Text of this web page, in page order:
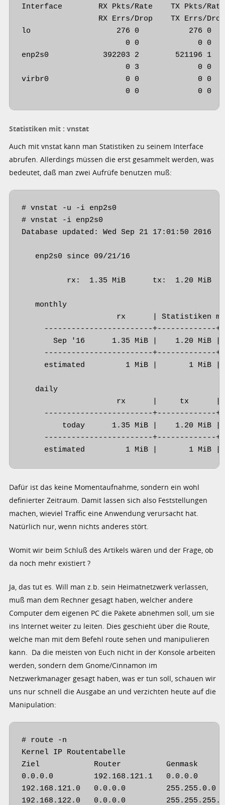
Interface        RX Pkts/Rate    TX Pkts/
RX Errs/Drop    TX Errs/Drop
lo                   276 0           276
0 0             0 0
enp2s0            392203 2        521196
0 3             0 0
virbr0                 0 0             0
0 0             0 0
Statistiken mit : vnstat
Auch mit vnstat kann man Statistiken zu seinem Interface
abrufen. Allerdings müssen die erst gesammelt werden, was
bedeutet, daß man zwei Aufrüfe benutzen muß:
# vnstat -u -i enp2s0
# vnstat -i enp2s0
Database updated: Wed Sep 21 17:01:50 2016
enp2s0 since 09/21/16
rx:  1.35 MiB      tx:  1.20 MiB
monthly
rx      | Statistiken mit : vnstat
------------------------+-------------
Sep '16      1.35 MiB |    1.20 MiB |
------------------------+-------------
estimated         1 MiB |       1 MiB |
daily
rx      |     tx      |
------------------------+-------------
today      1.35 MiB |    1.20 MiB |
------------------------+-------------
estimated         1 MiB |       1 MiB |
Dafür ist das keine Momentaufnahme, sondern ein wohl
definierter Zeitraum. Damit lassen sich also Feststellungen
machen, wieviel Traffic eine Anwendung verursacht hat.
Natürlich nur, wenn nichts anderes stört.
Womit wir beim Schluß des Artikels wären und der Frage, ob
da noch mehr existiert ?
Ja, das tut es. Will man z.b. sein Heimatnetzwerk verlassen,
muß man dem Rechner gesagt haben, welcher andere
Computer dem eigenen PC die Pakete abnehmen soll, um sie
ins Internet weiter zu leiten. Dies geschieht über die Route,
welche man mit dem Befehl route sehen und manipulieren
kann. Da die meisten von Euch nicht in der Konsole arbeiten
werden, sondern dem Gnome/Cinnamon im
Netzwerkmanager gesagt haben, was er tun soll, schauen wir
uns nur schnell die Ausgabe an und verzichten heute auf die
Manipulation:
# route -n
Kernel IP Routentabelle
Ziel            Router          Genmask
0.0.0.0         192.168.121.1   0.0.0.0
192.168.121.0   0.0.0.0         255.255.0.0
192.168.122.0   0.0.0.0